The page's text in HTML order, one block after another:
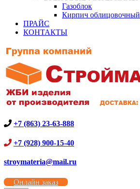
Газоблок
Кирпич облицовочный
ПРАЙС
КОНТАКТЫ
+7 (863) 23-63-888
+7 (928) 900-15-40
stroymateria@mail.ru
Онлайн заказ